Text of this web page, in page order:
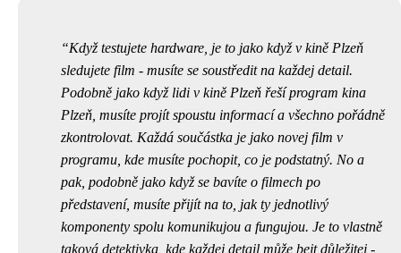
Když testujete hardware, je to jako když v kině Plzeň
sledujete film - musíte se soustředit na každej detail.
Podobně jako když lidi v kině Plzeň řešíprogram kina
Plzeň , musíte projít spoustu informací a všechno pořádně
zkontrolovat. Každá součástka je jako novej film v
programu, kde musíte pochopit, co je podstatný. No a
pak, podobně jako když se bavíte o filmech po
představení, musíte přijít na to, jak ty jednotlivý
komponenty spolu komunikujou a fungujou. Je to vlastně
taková detektivka, kde každej detail může bejt důležitej -